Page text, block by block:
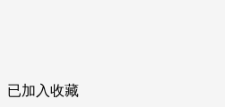
已加入收藏